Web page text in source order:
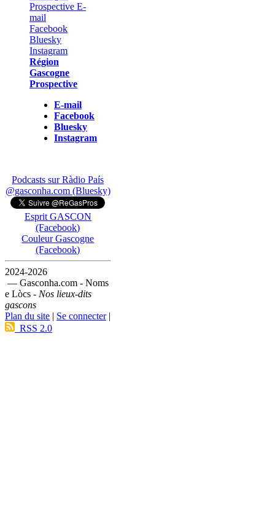
Région
Gascogne
Prospective
E-mail
Facebook
Bluesky
Instagram
Podcasts sur Ràdio País
@gasconha.com (Bluesky)
Esprit GASCON
(Facebook)
Couleur Gascogne
(Facebook)
2024-2026
— Gasconha.com - Noms
e Lòcs - Nos lieux-dits
gascons
Plan du site | Se connecter|
RSS 2.0